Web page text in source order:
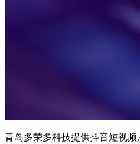
青岛多荣多科技提供抖音短视